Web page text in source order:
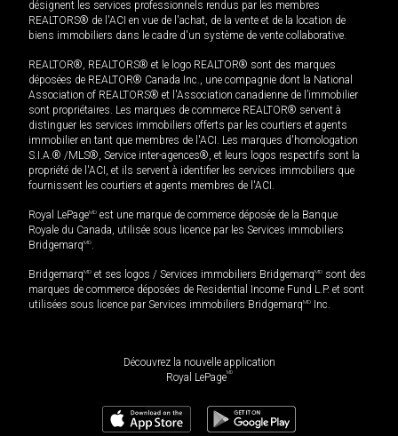
désignent les services professionnels rendus par les membres
REALTORS® de l'ACI en vue de l'achat, de la vente et de la location de
biens immobiliers dans le cadre d'un système de vente collaborative.
REALTOR®, REALTORS® et le logo REALTOR® sont des marques
déposées de REALTOR® Canada Inc., une compagnie dont la National
Association of REALTORS® et l'Association canadienne de l’immobilier
sont propriétaires. Les marques de commerce REALTOR® servent à
distinguer les services immobiliers offerts par les courtiers et agents
immobilier en tant que membres de l'ACI. Les marques d'homologation
S.I.A.® /MLS®, Service inter-agences®, et leurs logos respectifs sont la
propriété de l'ACI, et ils servent à identifier les services immobiliers que
fournissent les courtiers et agents membres de l'ACI.
Royal LePageMD est une marque de commerce déposée de la Banque
Royale du Canada, utilisée sous licence par les Services immobiliers
BridgemarqMD
BridgemarqMD et ses logos / Services immobiliers BridgemarqMD sont des
marques de commerce déposées de Residential Income Fund L.P. et sont
utilisées sous licence par Services immobiliers BridgemarqMD Inc.
Découvrez la nouvelle application
Royal LePageMD